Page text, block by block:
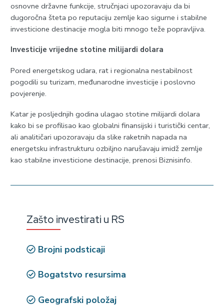
osnovne državne funkcije, stručnjaci upozoravaju da bi
dugoročna šteta po reputaciju zemlje kao sigurne i stabilne
investicione destinacije mogla biti mnogo teže popravljiva.
Investicije vrijedne stotine milijardi dolara
Pored energetskog udara, rat i regionalna nestabilnost
pogodili su turizam, međunarodne investicije i poslovno
povjerenje.
Katar je posljednjih godina ulagao stotine milijardi dolara
kako bi se profilisao kao globalni finansijski i turistički centar,
ali analitičari upozoravaju da slike raketnih napada na
energetsku infrastrukturu ozbiljno narušavaju imidž zemlje
kao stabilne investicione destinacije, prenosi Biznisinfo.
Zašto investirati u RS
Brojni podsticaji
Bogatstvo resursima
Geografski položaj